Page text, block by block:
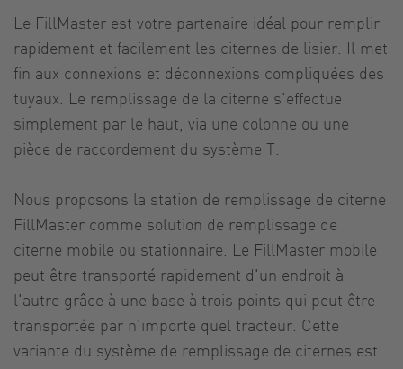
Le FillMaster est votre partenaire idéal pour remplir
rapidement et facilement les citernes de lisier. Il met
fin aux connexions et déconnexions compliquées des
tuyaux. Le remplissage de la citerne s'effectue
simplement par le haut, via une colonne ou une
pièce de raccordement du système T.
Nous proposons la station de remplissage de citerne
FillMaster comme solution de remplissage de
citerne mobile ou stationnaire. Le FillMaster mobile
peut être transporté rapidement d'un endroit à
l'autre grâce à une base à trois points qui peut être
transportée par n'importe quel tracteur. Cette
variante du système de remplissage de citernes est